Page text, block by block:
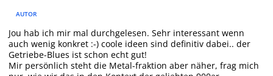
AUTOR
Jou hab ich mir mal durchgelesen. Sehr interessant wenn
auch wenig konkret :-) coole ideen sind definitiv dabei.. der
Getriebe-Blues ist schon echt gut!
Mir persönlich steht die Metal-fraktion aber näher, frag mich